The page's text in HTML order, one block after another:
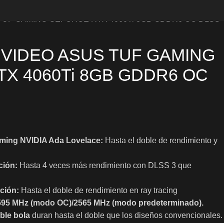
ASUS TUF GAMING
4060Ti 8GB GDDR6 OC
NVIDIA Ada Lovelace: Hasta el doble de rendimiento y
Hasta 4 veces más rendimiento con DLSS 3 que
Hasta el doble de rendimiento en ray tracing
MHz (modo OC)/2565 MHz (modo predeterminado).
bola duran hasta el doble que los diseños convencionales.